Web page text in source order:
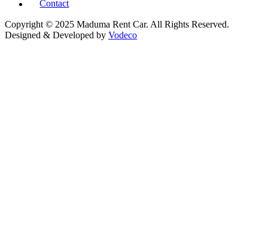
Contact
Copyright © 2025 Maduma Rent Car. All Rights Reserved.
Designed & Developed by Vodeco